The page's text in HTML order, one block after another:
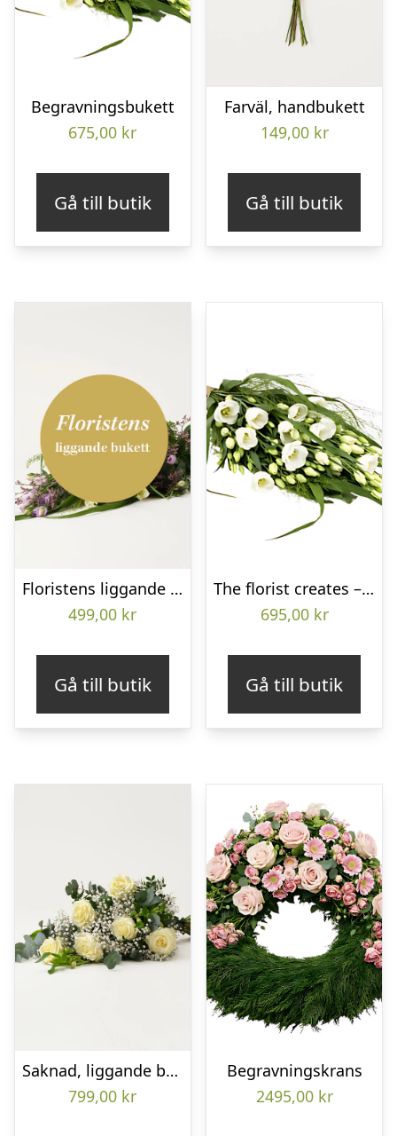
Begravningsbukett
675,00 kr
Gå till butik
Farväl, handbukett
149,00 kr
Gå till butik
Floristens liggande bukett
499,00 kr
Gå till butik
The florist creates – Funeral bouquet
695,00 kr
Gå till butik
Saknad, liggande bukett
799,00 kr
Begravningskrans
2495,00 kr